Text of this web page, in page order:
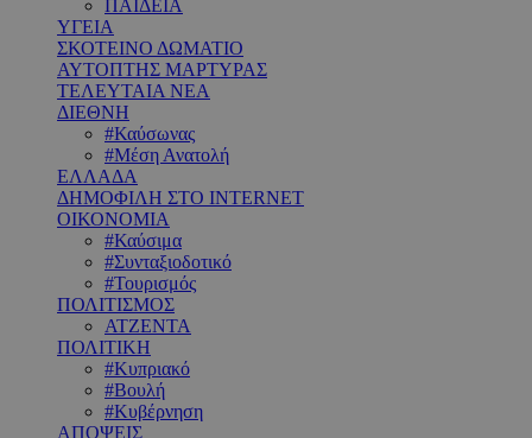
ΠΑΙΔΕΙΑ
ΥΓΕΙΑ
ΣΚΟΤΕΙΝΟ ΔΩΜΑΤΙΟ
ΑΥΤΟΠΤΗΣ ΜΑΡΤΥΡΑΣ
ΤΕΛΕΥΤΑΙΑ ΝΕΑ
ΔΙΕΘΝΗ
#Καύσωνας
#Μέση Ανατολή
ΕΛΛΑΔΑ
ΔΗΜΟΦΙΛΗ ΣΤΟ INTERNET
ΟΙΚΟΝΟΜΙΑ
#Καύσιμα
#Συνταξιοδοτικό
#Τουρισμός
ΠΟΛΙΤΙΣΜΟΣ
ΑΤΖΕΝΤΑ
ΠΟΛΙΤΙΚΗ
#Κυπριακό
#Βουλή
#Κυβέρνηση
ΑΠΟΨΕΙΣ